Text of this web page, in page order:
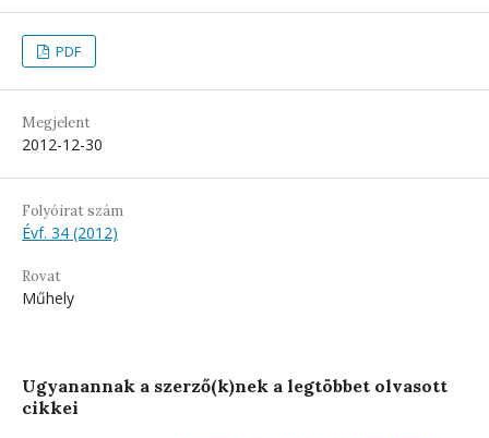
PDF
Megjelent
2012-12-30
Folyóirat szám
Évf. 34 (2012)
Rovat
Műhely
Ugyanannak a szerző(k)nek a legtöbbet olvasott
cikkei